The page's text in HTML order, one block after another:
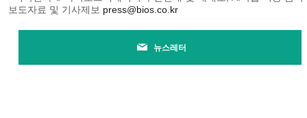
보도자료 및 기사제보 press@bios.co.kr
뉴스레터